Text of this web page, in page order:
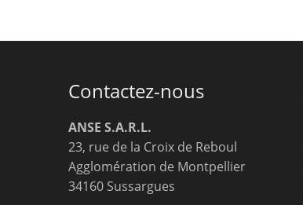
Contactez-nous
ANSE S.A.R.L.
23, rue de la Croix de Reboul
Agglomération de Montpellier
34160 Sussargues